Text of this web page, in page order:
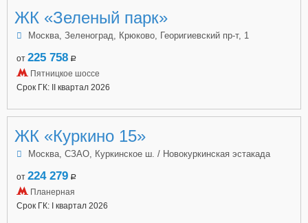
ЖК «Зеленый парк»
Москва, Зеленоград, Крюково, Георигиевский пр-т, 1
от 225 758 a
Пятницкое шоссе
Срок ГК: II квартал 2026
ЖК «Куркино 15»
Москва, СЗАО, Куркинское ш. / Новокуркинская эстакада
от 224 279 a
Планерная
Срок ГК: I квартал 2026